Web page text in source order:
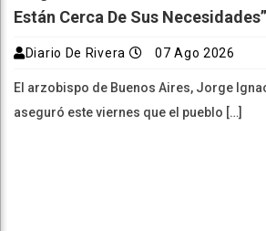
Están Cerca De Sus Necesidades”
Diario De Rivera 07 Ago 2026
El arzobispo de Buenos Aires, Jorge
aseguró este viernes que el pueblo […]